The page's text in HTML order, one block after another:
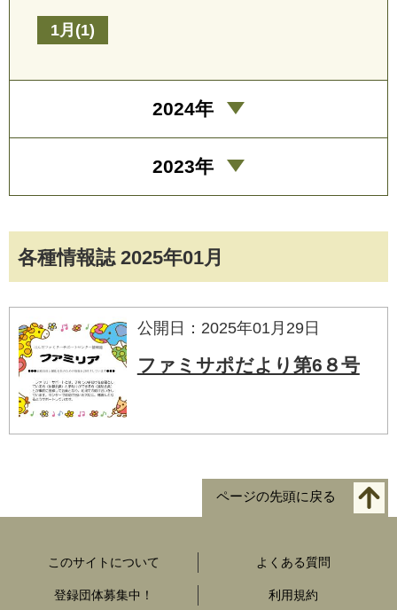
各種情報誌 2025年01月
公開日：2025年01月29日
ファミサポだより第6８号
1月(1)
2024年
2023年
ページの先頭に戻る
このサイトについて よくある質問
登録団体募集中！ 利用規約